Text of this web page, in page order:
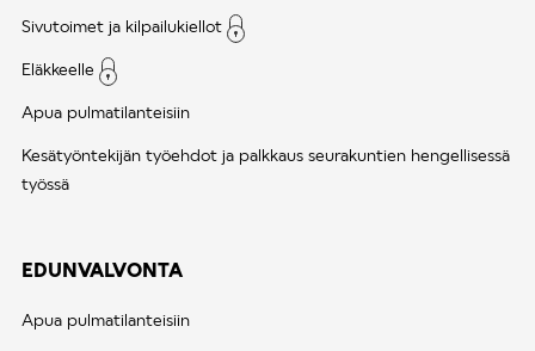
Sivutoimet ja kilpailukiellot
Eläkkeelle
Apua pulmatilanteisiin
Kesätyöntekijän työehdot ja palkkaus seurakuntien hengellisessä
työssä
EDUNVALVONTA
Apua pulmatilanteisiin